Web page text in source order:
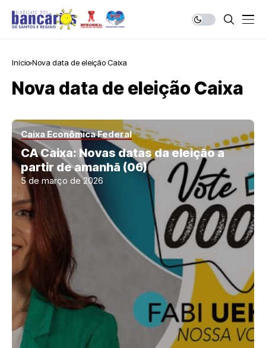
Início Nova data de eleição Caixa
Nova data de eleição Caixa
Caixa Econômica Federal
CA Caixa: Novas datas da eleição a
partir de amanhã (06)
5 de março de 2026